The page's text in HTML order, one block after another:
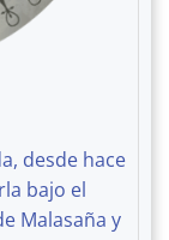
desde hace
bajo el
Malasaña y